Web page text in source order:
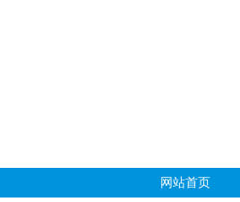
网站首页